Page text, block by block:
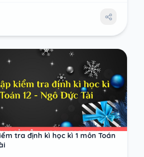
tra định kì học kì 1 môn Toán